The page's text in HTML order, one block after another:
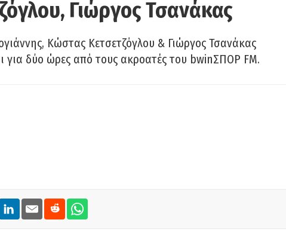
Γιώργος Τσανάκας
Κώστας Κετσετζόγλου & Γιώργος Τσανάκας
για δύο ώρες από τους ακροατές του bwinΣΠΟΡ FM.